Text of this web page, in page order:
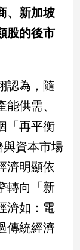
、新加坡
股的後市
認為，隨
供需、
「再平衡
與資本市場
濟明顯依
轉向「新
濟如：電
傳統經濟